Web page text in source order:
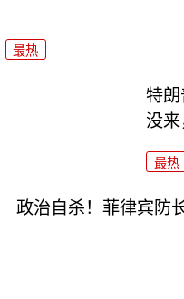
最热
特
没来
最热
政治自杀！菲律宾防